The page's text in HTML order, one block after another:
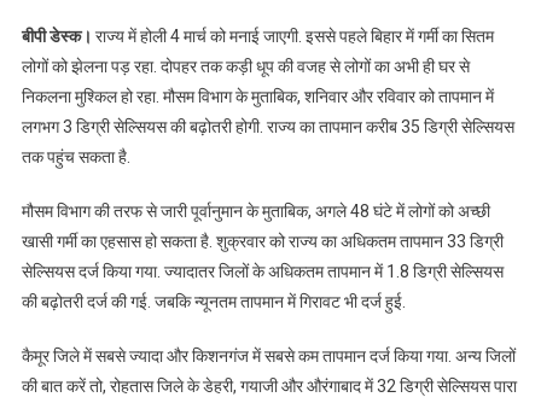
बीपी डेस्क। राज्य में होली 4 मार्च को मनाई जाएगी. इससे पहले बिहार में गर्मी का सितम
लोगों को झेलना पड़ रहा. दोपहर तक कड़ी धूप की वजह से लोगों का अभी ही घर से
निकलना मुश्किल हो रहा. मौसम विभाग के मुताबिक, शनिवार और रविवार को तापमान में
लगभग 3 डिग्री सेल्सियस की बढ़ोतरी होगी. राज्य का तापमान करीब 35 डिग्री सेल्सियस
तक पहुंच सकता है.
मौसम विभाग की तरफ से जारी पूर्वानुमान के मुताबिक, अगले 48 घंटे में लोगों को अच्छी
खासी गर्मी का एहसास हो सकता है. शुक्रवार को राज्य का अधिकतम तापमान 33 डिग्री
सेल्सियस दर्ज किया गया. ज्यादातर जिलों के अधिकतम तापमान में 1.8 डिग्री सेल्सियस
की बढ़ोतरी दर्ज की गई. जबकि न्यूनतम तापमान में गिरावट भी दर्ज हुई.
कैमूर जिले में सबसे ज्यादा और किशनगंज में सबसे कम तापमान दर्ज किया गया. अन्य जिलों
की बात करें तो, रोहतास जिले के डेहरी, गयाजी और औरंगाबाद में 32 डिग्री सेल्सियस पारा